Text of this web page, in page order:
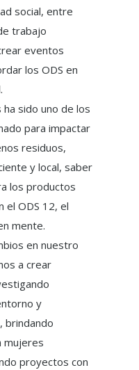
social, entre
trabajo
eventos
los ODS en
sido uno de los
para impactar
residuos,
y local, saber
los productos
el ODS 12, el
mente.
en nuestro
a crear
y
brindando
mujeres
proyectos con